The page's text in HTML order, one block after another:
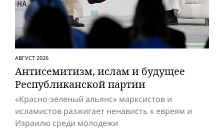
АВГУСТ 2026
Антисемитизм, ислам и будущее
Респуб­ликанской партии
«Красно-зеленый альянс» марксистов и
исламистов разжигает ненависть к евреям и
Израилю среди молодежи